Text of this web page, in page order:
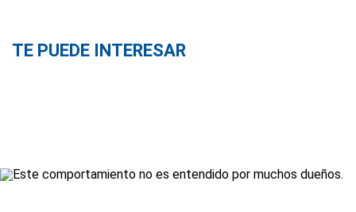
TE PUEDE INTERESAR